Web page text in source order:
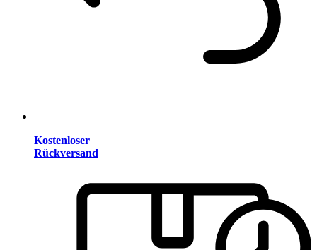
Kostenloser
Rückversand